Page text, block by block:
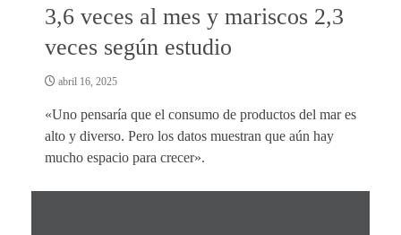
3,6 veces al mes y mariscos 2,3
veces según estudio
abril 16, 2025
«Uno pensaría que el consumo de productos del mar es
alto y diverso. Pero los datos muestran que aún hay
mucho espacio para crecer».